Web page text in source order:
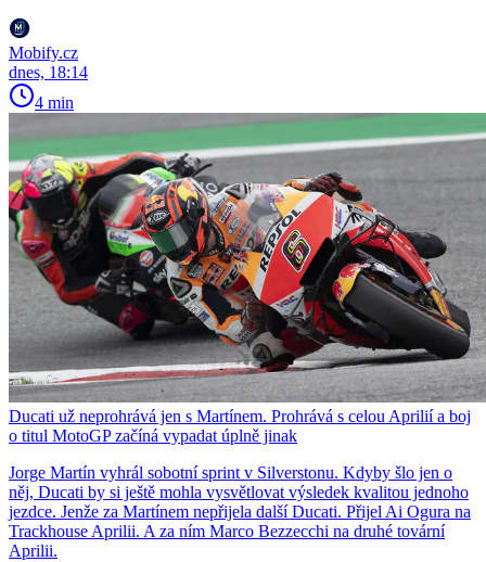
Mobify.cz
dnes, 18:14
4 min
Ducati už neprohrává jen s Martínem. Prohrává s celou Aprilií a boj
o titul MotoGP začíná vypadat úplně jinak
Jorge Martín vyhrál sobotní sprint v Silverstonu. Kdyby šlo jen o
něj, Ducati by si ještě mohla vysvětlovat výsledek kvalitou jednoho
jezdce. Jenže za Martínem nepřijela další Ducati. Přijel Ai Ogura na
Trackhouse Aprilii. A za ním Marco Bezzecchi na druhé tovární
Aprilii.